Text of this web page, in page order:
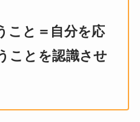
こと＝自分を応
ことを認識させ